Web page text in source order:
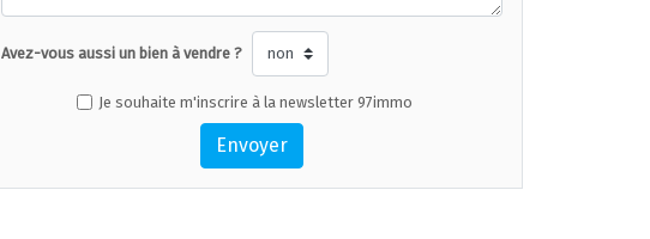
Avez-vous aussi un bien à vendre ?
Je souhaite m'inscrire à la newsletter 97immo
Envoyer